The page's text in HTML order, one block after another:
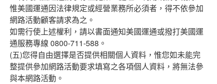
惟美國運通因法律規定或經營業務所必須者，得不依參加
網路活動顧客請求為之。
如需行使上述權利，請以書面通知美國運通或撥打美國運
通服務專線 0800-711-588。
(五)您得自由選擇是否提供相關個人資料，惟您如未能完
整提供參加網路活動要求填寫之各項個人資料，將無法參
與本網路活動。